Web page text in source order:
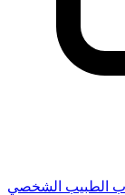
الطبيب الشخصي